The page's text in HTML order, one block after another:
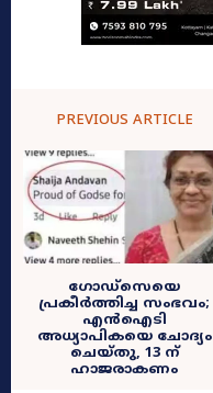
PREVIOUS ARTICLE
ഗോഡ്സെയെ
പ്രകീർത്തിച്ച സംഭവം;
എൻഐടി
അധ്യാപികയെ ചോദ്യം
ചെയ്തു, 13 ന്
ഹാജരാകണം